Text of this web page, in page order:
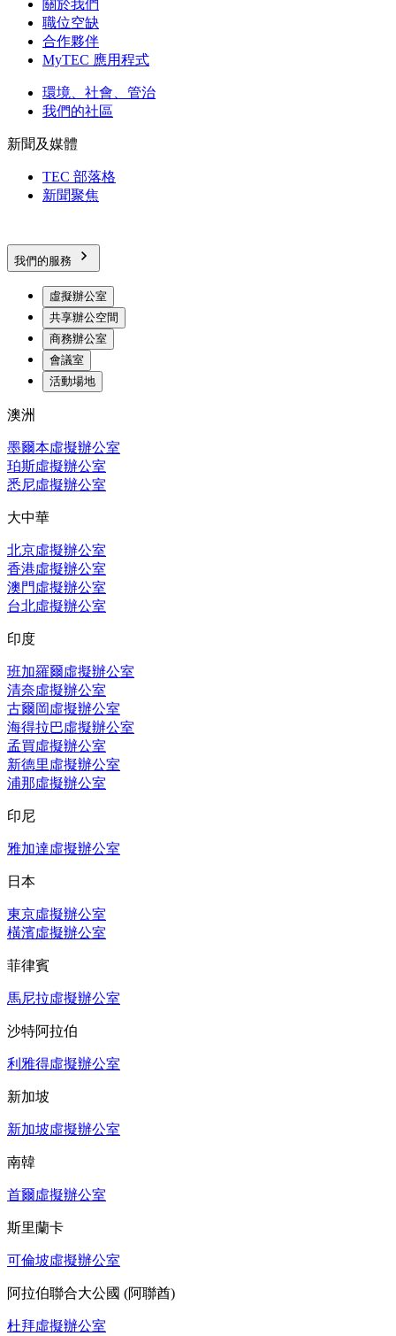
關於我們
職位空缺
合作夥伴
MyTEC 應用程式
環境、社會、管治
我們的社區
新聞及媒體
TEC 部落格
新聞聚焦
我們的服務
虛擬辦公室
共享辦公空間
商務辦公室
會議室
活動場地
澳洲
墨爾本虛擬辦公室
珀斯虛擬辦公室
悉尼虛擬辦公室
大中華
北京虛擬辦公室
香港虛擬辦公室
澳門虛擬辦公室
台北虛擬辦公室
印度
班加羅爾虛擬辦公室
清奈虛擬辦公室
古爾岡虛擬辦公室
海得拉巴虛擬辦公室
孟買虛擬辦公室
新德里虛擬辦公室
浦那虛擬辦公室
印尼
雅加達虛擬辦公室
日本
東京虛擬辦公室
橫濱虛擬辦公室
菲律賓
馬尼拉虛擬辦公室
沙特阿拉伯
利雅得虛擬辦公室
新加坡
新加坡虛擬辦公室
南韓
首爾虛擬辦公室
斯里蘭卡
可倫坡虛擬辦公室
阿拉伯聯合大公國 (阿聯酋)
杜拜虛擬辦公室